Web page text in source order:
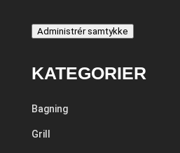
Administrér samtykke
KATEGORIER
Bagning
Grill